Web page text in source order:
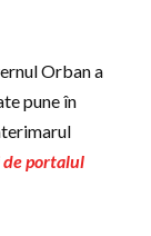
Orban a
pune în
de portalul